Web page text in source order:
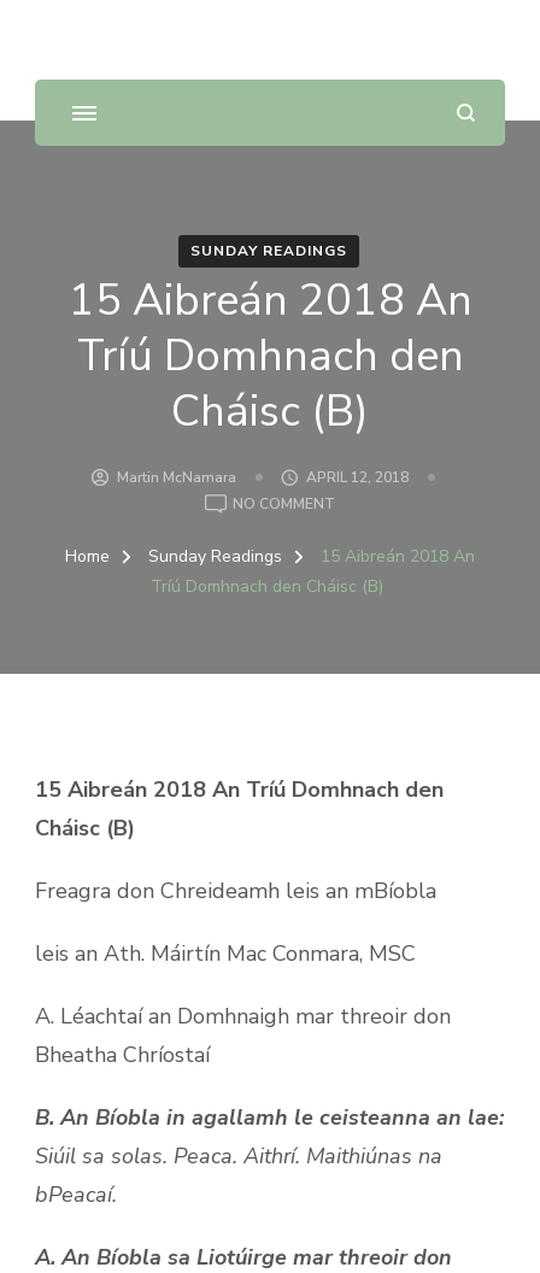
SUNDAY READINGS
15 Aibreán 2018 An
Tríú Domhnach den
Cháisc (B)
Martin McNamara
APRIL 12, 2018
NO COMMENT
AIBREÁN
2018
DEN
Home Sunday Readings
15 Aibreán 2018 An
Tríú Domhnach den Cháisc (B)
15 Aibreán 2018 An Tríú Domhnach den
Cháisc (B)
Freagra don Chreideamh leis an mBíobla
leis an Ath. Máirtín Mac Conmara, MSC
A. Léachtaí an Domhnaigh mar threoir don
Bheatha Chríostaí
B. An Bíobla in agallamh le ceisteanna an lae:
Siúil sa solas. Peaca. Aithrí. Maithiúnas na
bPeacaí.
A. An Bíobla sa Liotúirge mar threoir don